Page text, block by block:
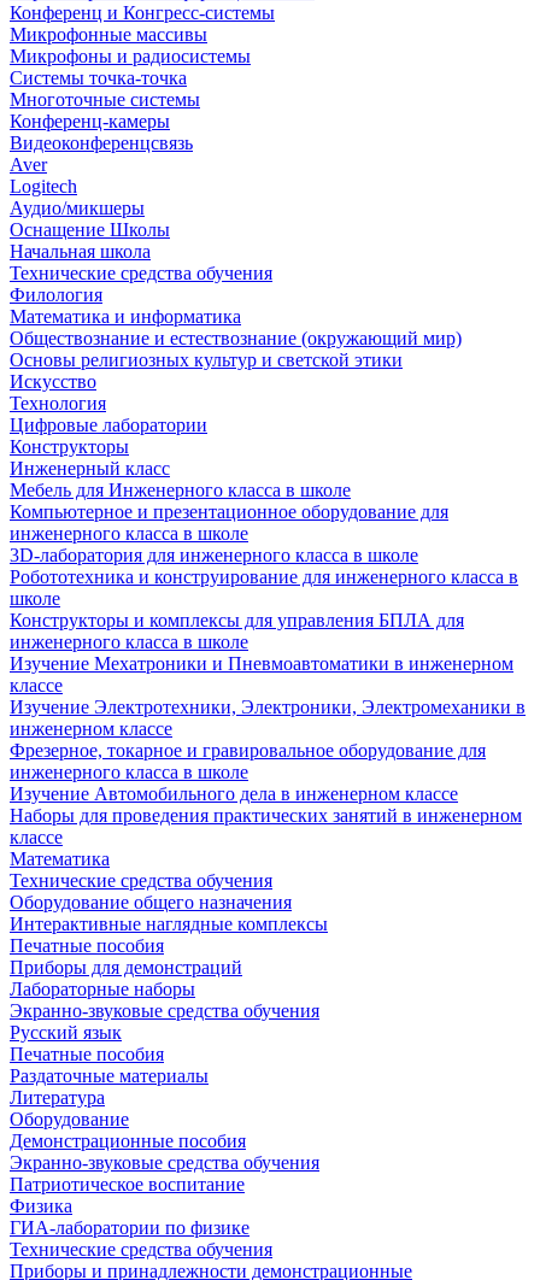
Конференц и Конгресс-системы
Микрофонные массивы
Микрофоны и радиосистемы
Системы точка-точка
Многоточные системы
Конференц-камеры
Видеоконференцсвязь
Aver
Logitech
Аудио/микшеры
Оснащение Школы
Начальная школа
Технические средства обучения
Филология
Математика и информатика
Обществознание и естествознание (окружающий мир)
Основы религиозных культур и светской этики
Искусство
Технология
Цифровые лаборатории
Конструкторы
Инженерный класс
Мебель для Инженерного класса в школе
Компьютерное и презентационное оборудование для
инженерного класса в школе
3D-лаборатория для инженерного класса в школе
Робототехника и конструирование для инженерного класса в
школе
Конструкторы и комплексы для управления БПЛА для
инженерного класса в школе
Изучение Мехатроники и Пневмоавтоматики в инженерном
классе
Изучение Электротехники, Электроники, Электромеханики в
инженерном классе
Фрезерное, токарное и гравировальное оборудование для
инженерного класса в школе
Изучение Автомобильного дела в инженерном классе
Наборы для проведения практических занятий в инженерном
классе
Математика
Технические средства обучения
Оборудование общего назначения
Интерактивные наглядные комплексы
Печатные пособия
Приборы для демонстраций
Лабораторные наборы
Экранно-звуковые средства обучения
Русский язык
Печатные пособия
Раздаточные материалы
Литература
Оборудование
Демонстрационные пособия
Экранно-звуковые средства обучения
Патриотическое воспитание
Физика
ГИА-лаборатории по физике
Технические средства обучения
Приборы и принадлежности демонстрационные